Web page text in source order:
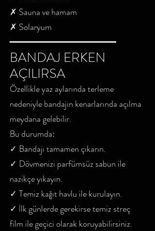
✗ Sauna ve hamam
✗ Solaryum
━━━━━━━━━━━━━━━━━━━━
BANDAJ ERKEN
AÇILIRSA
Özellikle yaz aylarında terleme
nedeniyle bandajın kenarlarında açılma
meydana gelebilir.
Bu durumda:
✓ Bandajı tamamen çıkarın.
✓ Dövmenizi parfümsüz sabun ile
nazikçe yıkayın.
✓ Temiz kağıt havlu ile kurulayın.
✓ İlk günlerde gerekirse temiz streç
film ile geçici olarak koruyabilirsiniz.